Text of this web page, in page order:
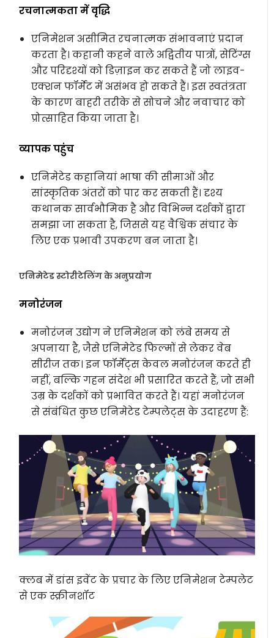
रचनात्मकता में वृद्धि
एनिमेशन असीमित रचनात्मक संभावनाएं प्रदान
करता है। कहानी कहने वाले अद्वितीय पात्रों, सेटिंग्स
और परिदृश्यों को डिज़ाइन कर सकते हैं जो लाइव-
एक्शन फॉर्मेट में असंभव हो सकते हैं। इस स्वतंत्रता
के कारण बाहरी तरीके से सोचने और नवाचार को
प्रोत्साहित किया जाता है।
व्यापक पहुंच
एनिमेटेड कहानियां भाषा की सीमाओं और
सांस्कृतिक अंतरों को पार कर सकती हैं। दृश्य
कथानक सार्वभौमिक है और विभिन्न दर्शकों द्वारा
समझा जा सकता है, जिससे यह वैश्विक संचार के
लिए एक प्रभावी उपकरण बन जाता है।
एनिमेटेड स्टोरीटेलिंग के अनुप्रयोग
मनोरंजन
मनोरंजन उद्योग ने एनिमेशन को लंबे समय से
अपनाया है, जैसे एनिमेटेड फिल्मों से लेकर वेब
सीरीज तक। इन फॉर्मेट्स केवल मनोरंजन करते ही
नहीं, बल्कि गहन संदेश भी प्रसारित करते हैं, जो सभी
उम्र के दर्शकों को प्रभावित करते हैं। यहां मनोरंजन
से संबंधित कुछ एनिमेटेड टेम्पलेट्स के उदाहरण हैं:
क्लब में डांस इवेंट के प्रचार के लिए एनिमेशन टेम्पलेट
से एक स्क्रीनशॉट